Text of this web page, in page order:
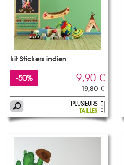
kit Stickers indien
-50% 9,90 €
19,80 €